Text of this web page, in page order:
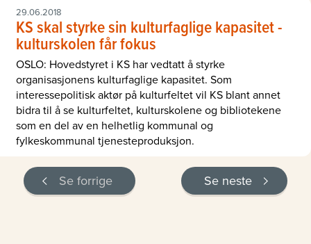
29.06.2018
KS skal styrke sin kulturfaglige kapasitet -
kulturskolen får fokus
OSLO: Hovedstyret i KS har vedtatt å styrke
organisasjonens kulturfaglige kapasitet. Som
interessepolitisk aktør på kulturfeltet vil KS blant annet
bidra til å se kulturfeltet, kulturskolene og bibliotekene
som en del av en helhetlig kommunal og
fylkeskommunal tjenesteproduksjon.
Se forrige Se neste